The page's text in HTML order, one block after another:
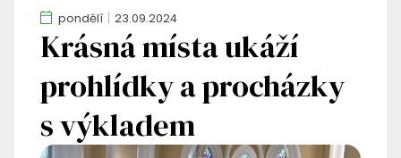
pondělí 23.09.2024
Krásná místa ukáží
prohlídky a procházky
s výkladem